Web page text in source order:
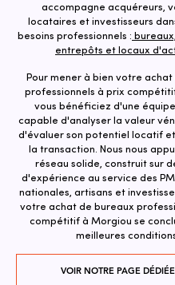
accompagne acquéreurs,
locataires et investisseurs
besoins professionnels :
entrepôts et locaux
Pour mener à bien votre
professionnels à prix
vous bénéficiez d'une
capable d'analyser la valeur
d'évaluer son potentiel locatif
la transaction. ​Nous nous
réseau solide, construit sur
d'expérience au service des
nationales, artisans et
votre achat de bureaux
compétitif à Morgiou se
meilleures
VOIR NOTRE PAGE DÉDIÉE